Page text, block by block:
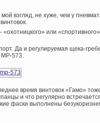
взгляд, не хуже, чем у
или
Да и регулируемая щека-
МР-573.
время винтовок «Гамо»
и что регулярно
фаски выполнены